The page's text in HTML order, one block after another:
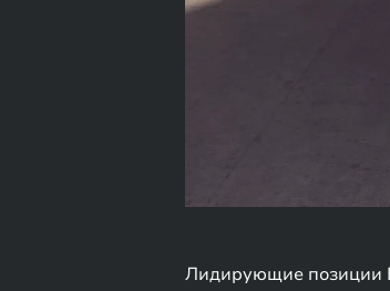
Лидирующие позиции